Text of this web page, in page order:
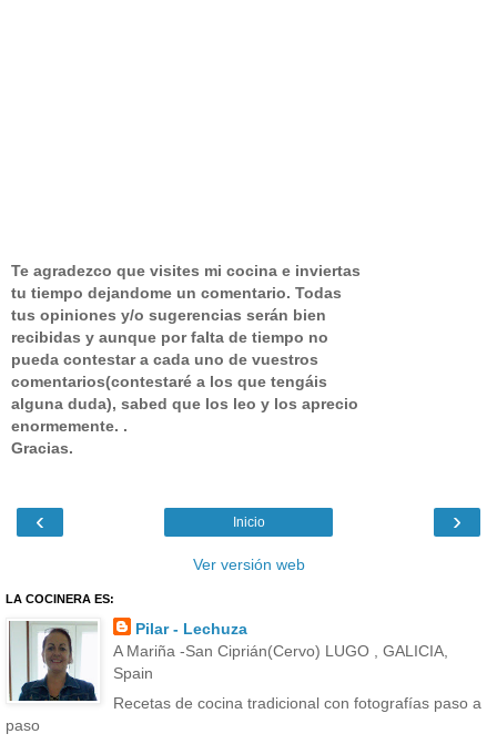
Te agradezco que visites mi cocina e inviertas
tu tiempo dejandome un comentario. Todas
tus opiniones y/o sugerencias serán bien
recibidas y aunque por falta de tiempo no
pueda contestar a cada uno de vuestros
comentarios(contestaré a los que tengáis
alguna duda), sabed que los leo y los aprecio
enormemente. .
Gracias.
‹ ›
Inicio
Ver versión web
LA COCINERA ES:
Pilar - Lechuza
A Mariña -San Ciprián(Cervo) LUGO , GALICIA,
Spain
Recetas de cocina tradicional con fotografías paso a
paso